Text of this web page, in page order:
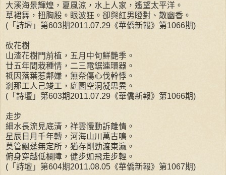
大溪海景輝煌，夏風涼，水上人家，遙望太平洋。
草裙舞，扭胸股。眼波狂。卻與紅男瞪對、散幽香。
(「詩壇」第603期2011.07.29《華僑新報》第1066期)
砍花樹
山渣花樹門前植，五月中旬鮮艷季。
廿五年間栽種情，二三電鋸連環器。
祗因落葉惹鄰嫌，無奈傷心伐幹悸。
剎那工人己竣工，庭園空洞凝思異。
(「詩壇」第603期2011.07.29《華僑新報》第1066期)
走步
細水長流見底清，祥雲慢動訴離情。
星辰日月千年轉，河海山川萬古鳴。
莫管飄蓬無定所，猶存剛勁渡東瀛。
俯身穿越低欄障，健步如飛走步輕。
(「詩壇」第604期2011.08.05《華僑新報》第1067期)